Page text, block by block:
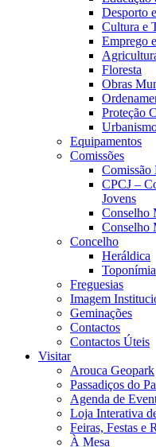
Desporto
Cultura e
Emprego
Floresta
Obras
Proteção
Equipamentos
Comissões
CPCJ –
Jovens
Conselho
Conselho
Concelho
Heráldica
Toponímia
Freguesias
Imagem
Geminações
Contactos
Contactos Úteis
Visitar
Arouca Geopark
Passadiços do
Agenda de
Loja Interativa
Feiras, Festas e
À Mesa